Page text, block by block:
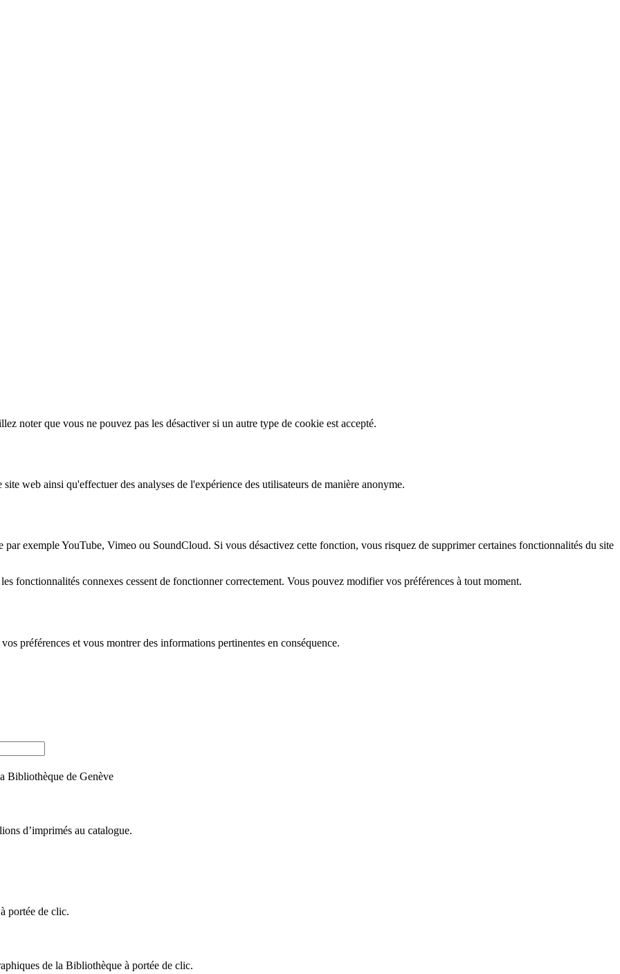
noter que vous ne pouvez pas les désactiver si un autre type de cookie est accepté.
web ainsi qu'effectuer des analyses de l'expérience des utilisateurs de manière anonyme.
exemple YouTube, Vimeo ou SoundCloud. Si vous désactivez cette fonction, vous risquez de supprimer certaines fonctionnalités du site
fonctionnalités connexes cessent de fonctionner correctement. Vous pouvez modifier vos préférences à tout moment.
préférences et vous montrer des informations pertinentes en conséquence.
Bibliothèque de Genève
d’imprimés au catalogue.
portée de clic.
de la Bibliothèque à portée de clic.